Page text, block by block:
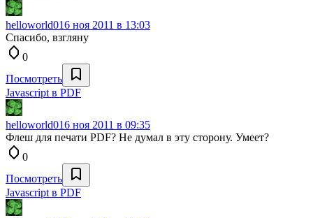
helloworld016 ноя 2011 в 13:03
Спасибо, взгляну
0
Посмотреть
Javascript в PDF
helloworld016 ноя 2011 в 09:35
Флеш для печати PDF? Не думал в эту сторону. Умеет?
0
Посмотреть
Javascript в PDF